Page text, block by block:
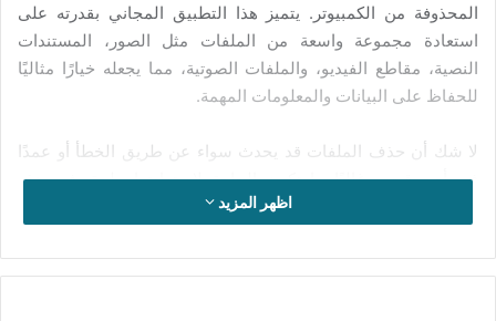
المحذوفة من الكمبيوتر. يتميز هذا التطبيق المجاني بقدرته على
استعادة مجموعة واسعة من الملفات مثل الصور، المستندات
النصية، مقاطع الفيديو، والملفات الصوتية، مما يجعله خيارًا مثاليًا
للحفاظ على البيانات والمعلومات المهمة.
لا شك أن حذف الملفات قد يحدث سواء عن طريق الخطأ أو عمدًا
في أي وقت، وغالبًا ما تكون الحاجة لاستعادتها ملحة. في هذه
الحالة، تصبح الرغبة في استرجاع الملفات المفقودة كبيرة، ويُعتبر
البرنامج فوائد كبيرة في استعادة الملفات بسهولة، خاصة تلك
اظهر المزيد